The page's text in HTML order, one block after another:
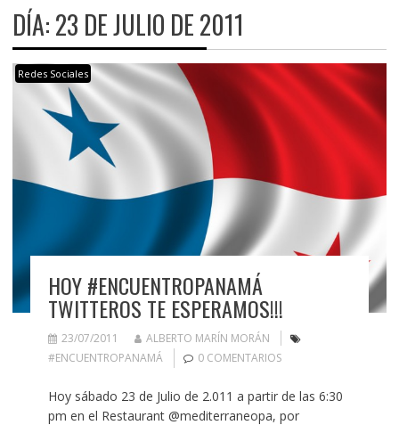
DÍA:23 DE JULIO DE 2011
Redes Sociales
HOY #ENCUENTROPANAMÁ
TWITTEROS TE ESPERAMOS!!!
23/07/2011
ALBERTO MARÍN MORÁN
#ENCUENTROPANAMÁ
0 COMENTARIOS
Hoy sábado 23 de Julio de 2.011 a partir de las 6:30
pm en el Restaurant @mediterraneopa, por